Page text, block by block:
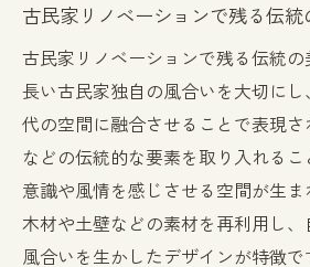
古民家リノベーションで残る伝統
古民家リノベーションで残る伝統
長い古民家独自の風合いを大切に
代の空間に融合させることで表現
などの伝統的な要素を取り入れる
意識や風情を感じさせる空間が生
木材や土壁などの素材を再利用し
風合いを生かしたデザインが特徴